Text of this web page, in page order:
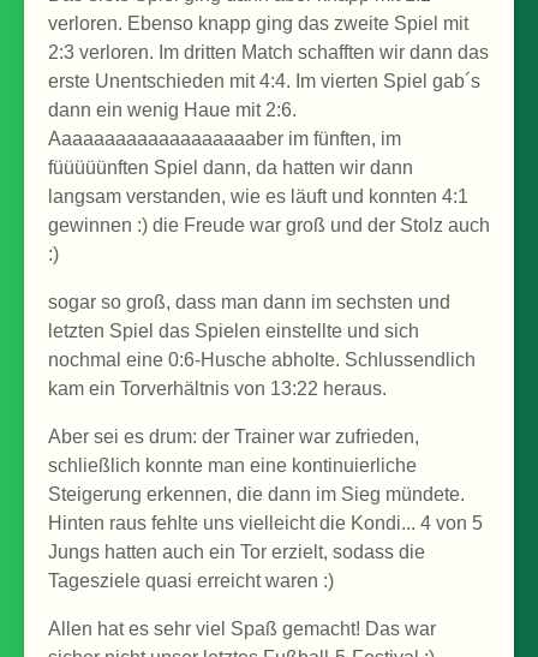
verloren. Ebenso knapp ging das zweite Spiel mit
2:3 verloren. Im dritten Match schafften wir dann das
erste Unentschieden mit 4:4. Im vierten Spiel gab´s
dann ein wenig Haue mit 2:6.
Aaaaaaaaaaaaaaaaaaaber im fünften, im
füüüüünften Spiel dann, da hatten wir dann
langsam verstanden, wie es läuft und konnten 4:1
gewinnen :) die Freude war groß und der Stolz auch
:)
sogar so groß, dass man dann im sechsten und
letzten Spiel das Spielen einstellte und sich
nochmal eine 0:6-Husche abholte. Schlussendlich
kam ein Torverhältnis von 13:22 heraus.
Aber sei es drum: der Trainer war zufrieden,
schließlich konnte man eine kontinuierliche
Steigerung erkennen, die dann im Sieg mündete.
Hinten raus fehlte uns vielleicht die Kondi... 4 von 5
Jungs hatten auch ein Tor erzielt, sodass die
Tagesziele quasi erreicht waren :)
Allen hat es sehr viel Spaß gemacht! Das war